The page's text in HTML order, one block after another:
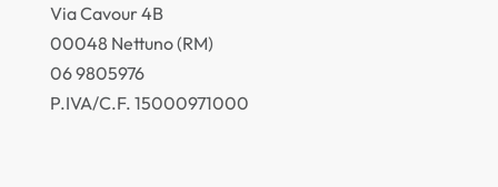
Via Cavour 4B
00048 Nettuno (RM)
06 9805976
P.IVA/C.F. 15000971000